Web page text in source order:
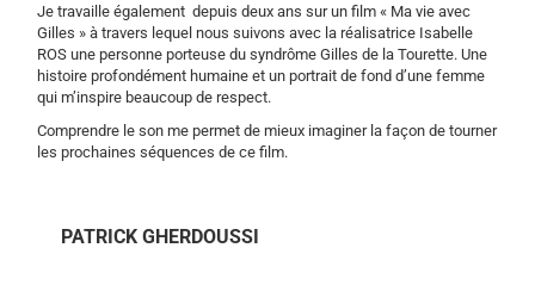
Je travaille également depuis deux ans sur un film « Ma vie avec
Gilles » à travers lequel nous suivons avec la réalisatrice Isabelle
ROS une personne porteuse du syndrôme Gilles de la Tourette. Une
histoire profondément humaine et un portrait de fond d’une femme
qui m’inspire beaucoup de respect.
Comprendre le son me permet de mieux imaginer la façon de tourner
les prochaines séquences de ce film.
PATRICK GHERDOUSSI